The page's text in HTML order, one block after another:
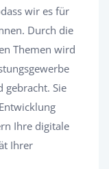
wir es für
Durch die
Themen wird
gebracht. Sie
Ihre digitale
Ihrer